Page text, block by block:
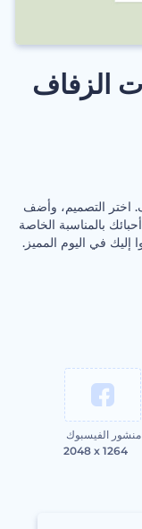
الزفاف
اختر التصميم، وأضف
بالمناسبة الخاصة
إليك في اليوم المميز.
منشور الفيسبوك
2048 x 1264